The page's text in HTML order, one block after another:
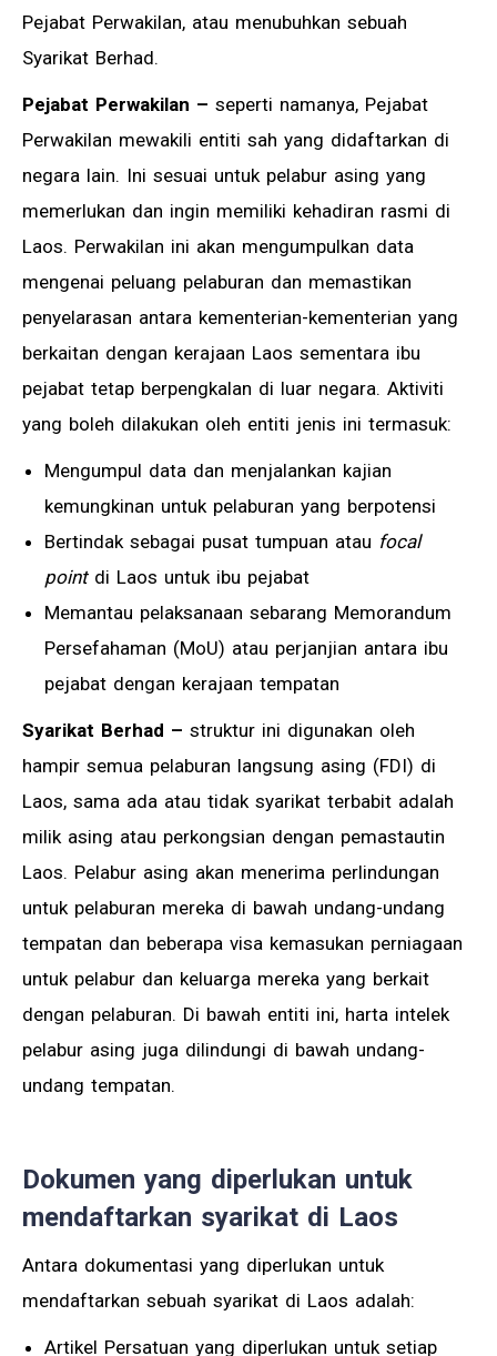
Pejabat Perwakilan, atau menubuhkan sebuah
Syarikat Berhad.
Pejabat Perwakilan – seperti namanya, Pejabat
Perwakilan mewakili entiti sah yang didaftarkan di
negara lain. Ini sesuai untuk pelabur asing yang
memerlukan dan ingin memiliki kehadiran rasmi di
Laos. Perwakilan ini akan mengumpulkan data
mengenai peluang pelaburan dan memastikan
penyelarasan antara kementerian-kementerian yang
berkaitan dengan kerajaan Laos sementara ibu
pejabat tetap berpengkalan di luar negara. Aktiviti
yang boleh dilakukan oleh entiti jenis ini termasuk:
Mengumpul data dan menjalankan kajian
kemungkinan untuk pelaburan yang berpotensi
Bertindak sebagai pusat tumpuan atau focal
pointdi Laos untuk ibu pejabat
Memantau pelaksanaan sebarang Memorandum
Persefahaman (MoU) atau perjanjian antara ibu
pejabat dengan kerajaan tempatan
Syarikat Berhad – struktur ini digunakan oleh
hampir semua pelaburan langsung asing (FDI) di
Laos, sama ada atau tidak syarikat terbabit adalah
milik asing atau perkongsian dengan pemastautin
Laos. Pelabur asing akan menerima perlindungan
untuk pelaburan mereka di bawah undang-undang
tempatan dan beberapa visa kemasukan perniagaan
untuk pelabur dan keluarga mereka yang berkait
dengan pelaburan. Di bawah entiti ini, harta intelek
pelabur asing juga dilindungi di bawah undang-
undang tempatan.
Dokumen yang diperlukan untuk
mendaftarkan syarikat di Laos
Antara dokumentasi yang diperlukan untuk
mendaftarkan sebuah syarikat di Laos adalah:
Artikel Persatuan yang diperlukan untuk setiap